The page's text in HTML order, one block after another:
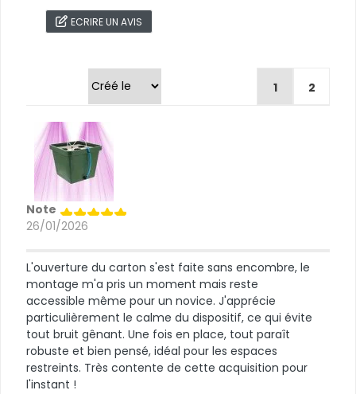
ECRIRE UN AVIS
1 2
Note
26/01/2026
L'ouverture du carton s'est faite sans encombre, le
montage m'a pris un moment mais reste
accessible même pour un novice. J'apprécie
particulièrement le calme du dispositif, ce qui évite
tout bruit gênant. Une fois en place, tout paraît
robuste et bien pensé, idéal pour les espaces
restreints. Très contente de cette acquisition pour
l'instant !